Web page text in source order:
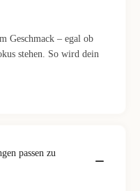
Geschmack – egal ob
stehen. So wird dein
passen zu